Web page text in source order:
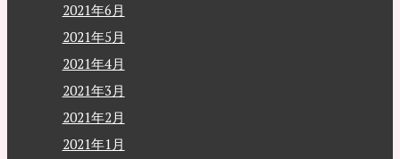
2021年6月
2021年5月
2021年4月
2021年3月
2021年2月
2021年1月